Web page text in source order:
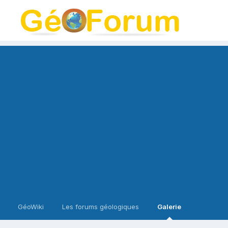
GéoWiki Les forums géologiques Galerie